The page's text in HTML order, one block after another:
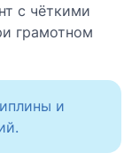
с чёткими
грамотном
и